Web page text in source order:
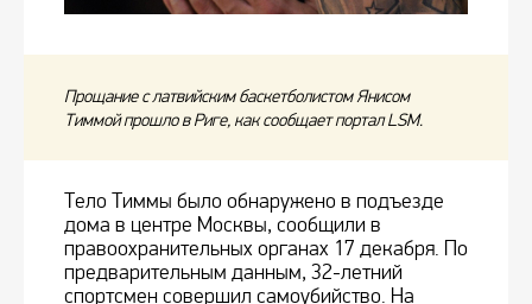
Прощание с латвийским баскетболистом Янисом
Тиммой прошло в Риге, как сообщает портал LSM.
Тело Тиммы было обнаружено в подъезде
дома в центре Москвы, сообщили в
правоохранительных органах 17 декабря. По
предварительным данным, 32-летний
спортсмен совершил самоубийство. На